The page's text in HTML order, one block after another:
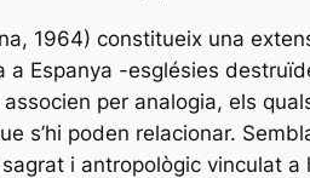
1964) constitueix una
a Espanya -esglésies
per analogia, els
s’hi poden relacionar.
i antropològic vinculat